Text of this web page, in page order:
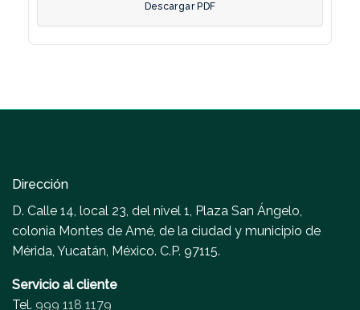
Descargar PDF
Dirección
D. Calle 14, local 23, del nivel 1, Plaza San Ángelo,
colonia Montes de Amé, de la ciudad y municipio de
Mérida, Yucatán, México. C.P. 97115.
Servicio al cliente
Tel. 999 118 1179